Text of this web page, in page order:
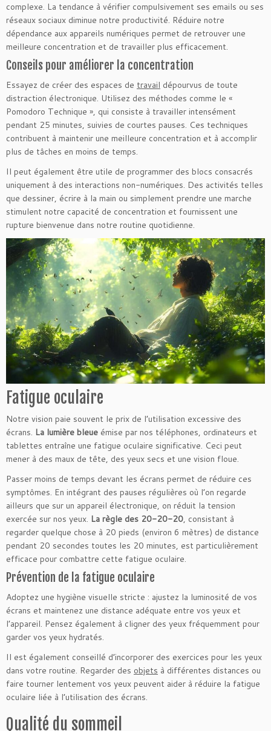
complexe. La tendance à vérifier compulsivement ses emails ou ses
réseaux sociaux diminue notre productivité. Réduire notre
dépendance aux appareils numériques permet de retrouver une
meilleure concentration et de travailler plus efficacement.
Conseils pour améliorer la concentration
Essayez de créer des espaces de travail dépourvus de toute
distraction électronique. Utilisez des méthodes comme le «
Pomodoro Technique », qui consiste à travailler intensément
pendant 25 minutes, suivies de courtes pauses. Ces techniques
contribuent à maintenir une meilleure concentration et à accomplir
plus de tâches en moins de temps.
Il peut également être utile de programmer des blocs consacrés
uniquement à des interactions non-numériques. Des activités telles
que dessiner, écrire à la main ou simplement prendre une marche
stimulent notre capacité de concentration et fournissent une
rupture bienvenue dans notre routine quotidienne.
Fatigue oculaire
Notre vision paie souvent le prix de l’utilisation excessive des
écrans. La lumière bleue émise par nos téléphones, ordinateurs et
tablettes entraîne une fatigue oculaire significative. Ceci peut
mener à des maux de tête, des yeux secs et une vision floue.
Passer moins de temps devant les écrans permet de réduire ces
symptômes. En intégrant des pauses régulières où l’on regarde
ailleurs que sur un appareil électronique, on réduit la tension
exercée sur nos yeux. La règle des 20-20-20, consistant à
regarder quelque chose à 20 pieds (environ 6 mètres) de distance
pendant 20 secondes toutes les 20 minutes, est particulièrement
efficace pour combattre cette fatigue oculaire.
Prévention de la fatigue oculaire
Adoptez une hygiène visuelle stricte : ajustez la luminosité de vos
écrans et maintenez une distance adéquate entre vos yeux et
l’appareil. Pensez également à cligner des yeux fréquemment pour
garder vos yeux hydratés.
Il est également conseillé d’incorporer des exercices pour les yeux
dans votre routine. Regarder des objets à différentes distances ou
faire tourner lentement vos yeux peuvent aider à réduire la fatigue
oculaire liée à l’utilisation des écrans.
Qualité du sommeil